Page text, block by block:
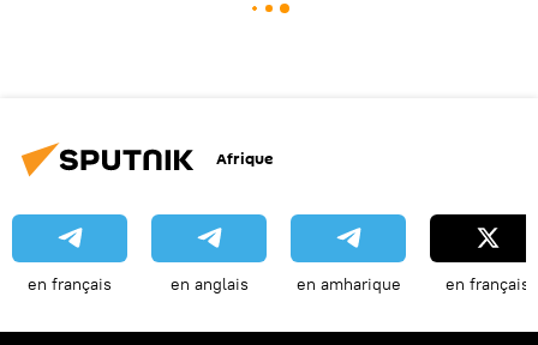
Afrique
en français en anglais en amharique en français